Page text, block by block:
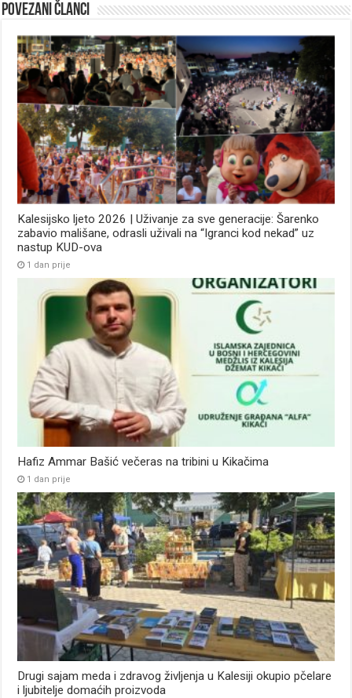
Povezani članci
Kalesijsko ljeto 2026 | Uživanje za sve generacije: Šarenko
zabavio mališane, odrasli uživali na “Igranci kod nekad” uz
nastup KUD-ova
1 dan prije
Hafiz Ammar Bašić večeras na tribini u Kikačima
1 dan prije
Drugi sajam meda i zdravog življenja u Kalesiji okupio pčelare
i ljubitelje domaćih proizvoda